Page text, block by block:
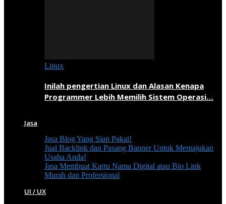
Linux
Inilah pengertian Linux dan Alasan Kenapa
Programmer Lebih Memilih Sistem Operasi…
Jasa
Jasa Blog Yang Siap Pakai!
Jual Backlink dan Pasang Banner Untuk Memajukan
Usaha Anda!
Jasa Membuat Kartu Nama Digital atau Bio Link
Murah dan Profersional
UI / UX